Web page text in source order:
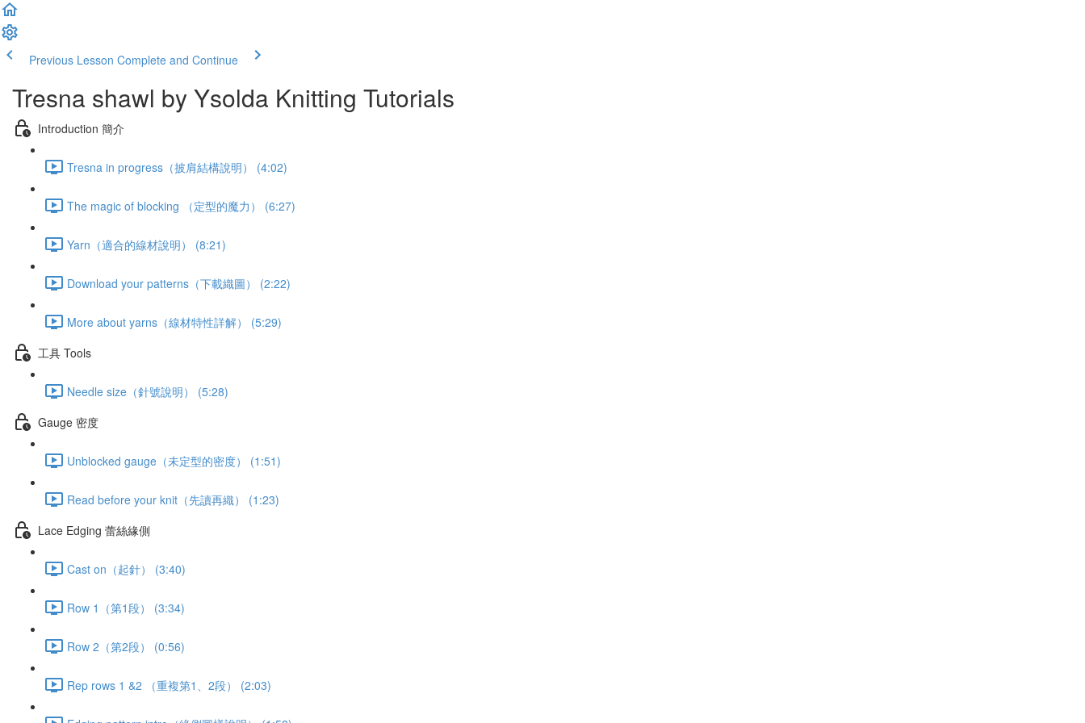
Previous Lesson Complete and Continue
Tresna shawl by Ysolda Knitting Tutorials
Introduction 簡介
Tresna in progress（披肩結構說明） (4:02)
The magic of blocking （定型的魔力） (6:27)
Yarn（適合的線材說明） (8:21)
Download your patterns（下載織圖） (2:22)
More about yarns（線材特性詳解） (5:29)
工具 Tools
Needle size（針號說明） (5:28)
Gauge 密度
Unblocked gauge（未定型的密度） (1:51)
Read before your knit（先讀再織） (1:23)
Lace Edging 蕾絲緣側
Cast on（起針） (3:40)
Row 1（第1段） (3:34)
Row 2（第2段） (0:56)
Rep rows 1 &2 （重複第1、2段） (2:03)